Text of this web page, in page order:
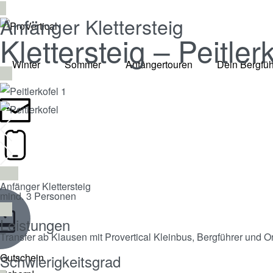
Winter Sommer Anfängertouren Dein
Gutschein
Anfänger Klettersteig
Klettersteig –
Anfänger Klettersteig
mind. 3 Personen
Leistungen
Transfer ab Klausen mit Provertical Kleinbus, Bergführer und
Schwierigkeitsgrad